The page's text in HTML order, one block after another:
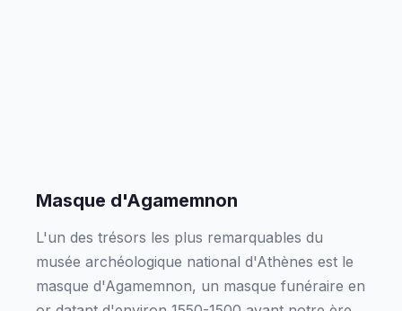
Masque d'Agamemnon
L'un des trésors les plus remarquables du
musée archéologique national d'Athènes est le
masque d'Agamemnon, un masque funéraire en